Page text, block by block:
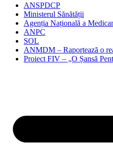
ANSPDCP
Ministerul Sănătății
Agenția Națională a
ANPC
SOL
ANMDM – Raportează o
Proiect FIV – „O Șansă